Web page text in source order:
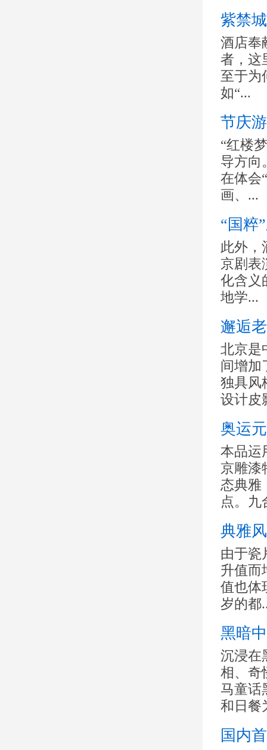
紫禁
酒店奉
者，这
至于为
如“...
节庆
“红楼
导方向
在体会
画、...
“国粹
此外，
京剧表
化含义
地学...
邂逅
北京是
间增加
独具风
设计皮
奥运
本品运
京雕漆
态典雅
点。九
典雅
由于瓷
升值而
值也体
岁的都
黑暗
沉浸在
相、奇
马童话
和日餐
国内